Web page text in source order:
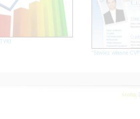
"Stwórz własne CV!"
środa,